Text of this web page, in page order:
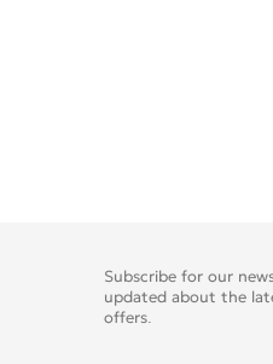
Subscribe for our
updated about the
offers.